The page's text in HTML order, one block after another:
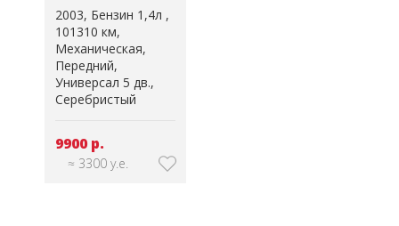
2003 Бензин 1,4л
101310 км
Механическая
Передний
Универсал 5 дв.
Серебристый
9900 р.
≈ 3300 у.е.